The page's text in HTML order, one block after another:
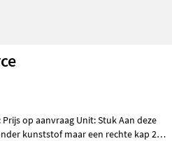
kunststof maar een rechte kap 22,